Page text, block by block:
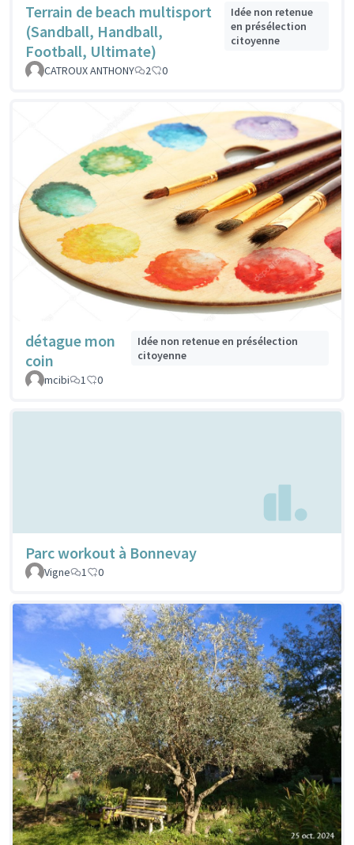
Terrain de beach multisport
(Sandball, Handball,
Football, Ultimate)
Idée non retenue
en présélection
citoyenne
CATROUX ANTHONY 2 0
détague mon
coin
Idée non retenue en présélection
citoyenne
mcibi
1 0
Parc workout à Bonnevay
Vigne 1 0